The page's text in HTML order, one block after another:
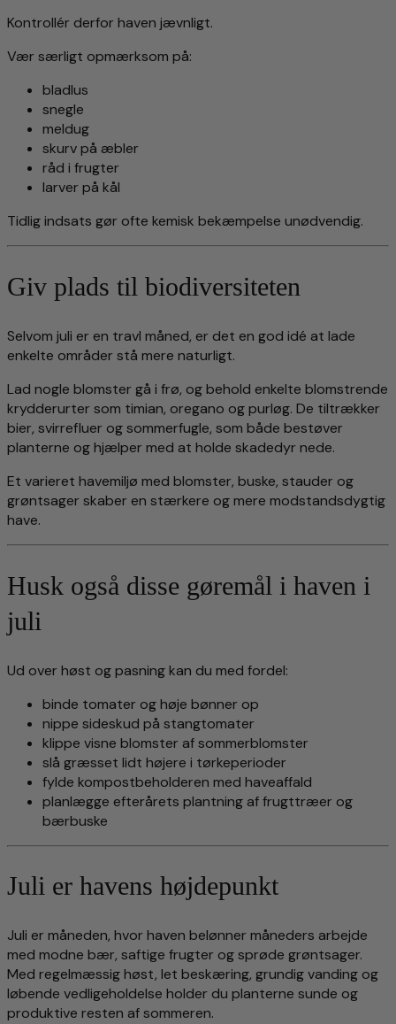
Kontrollér derfor haven jævnligt.
Vær særligt opmærksom på:
bladlus
snegle
meldug
skurv på æbler
råd i frugter
larver på kål
Tidlig indsats gør ofte kemisk bekæmpelse unødvendig.
Giv plads til biodiversiteten
Selvom juli er en travl måned, er det en god idé at lade
enkelte områder stå mere naturligt.
Lad nogle blomster gå i frø, og behold enkelte blomstrende
krydderurter som timian, oregano og purløg. De tiltrækker
bier, svirrefluer og sommerfugle, som både bestøver
planterne og hjælper med at holde skadedyr nede.
Et varieret havemiljø med blomster, buske, stauder og
grøntsager skaber en stærkere og mere modstandsdygtig
have.
Husk også disse gøremål i haven i
juli
Ud over høst og pasning kan du med fordel:
binde tomater og høje bønner op
nippe sideskud på stangtomater
klippe visne blomster af sommerblomster
slå græsset lidt højere i tørkeperioder
fylde kompostbeholderen med haveaffald
planlægge efterårets plantning af frugttræer og
bærbuske
Juli er havens højdepunkt
Juli er måneden, hvor haven belønner måneders arbejde
med modne bær, saftige frugter og sprøde grøntsager.
Med regelmæssig høst, let beskæring, grundig vanding og
løbende vedligeholdelse holder du planterne sunde og
produktive resten af sommeren.